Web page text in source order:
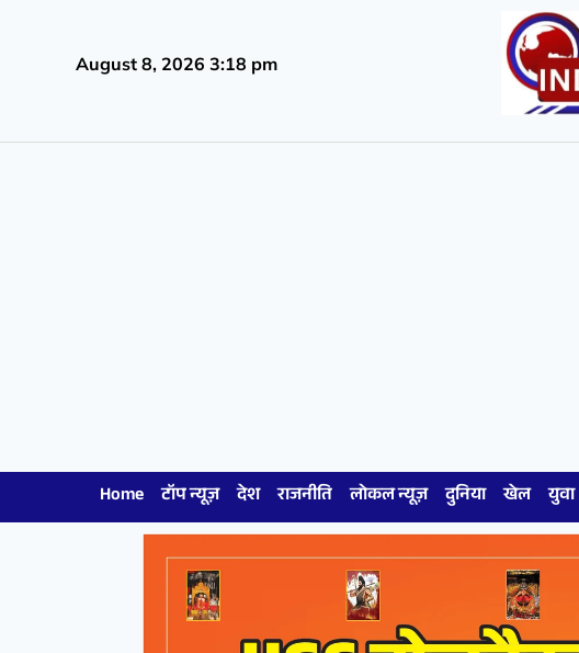
August 8, 2026 3:18 pm
Home टॉप न्यूज़ देश राजनीति लोकल न्यूज़ दुनिया खेल युवा